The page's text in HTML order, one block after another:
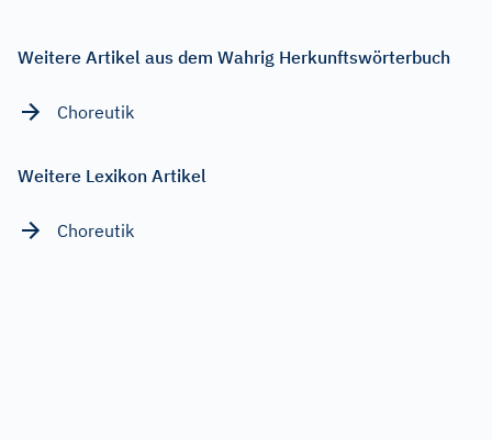
Weitere Artikel aus dem Wahrig Herkunftswörterbuch
Choreutik
Weitere Lexikon Artikel
Choreutik